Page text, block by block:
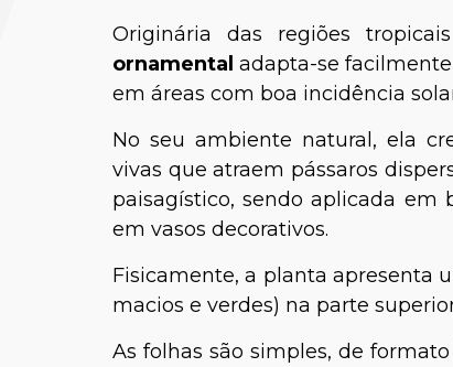
Originária das regiões
ornamental adapta-se
em áreas com boa incidência
No seu ambiente natural, ela
vivas que atraem pássaros
paisagístico, sendo aplicada em
em vasos decorativos.
Fisicamente, a planta apresenta
macios e verdes) na parte
As folhas são simples, de